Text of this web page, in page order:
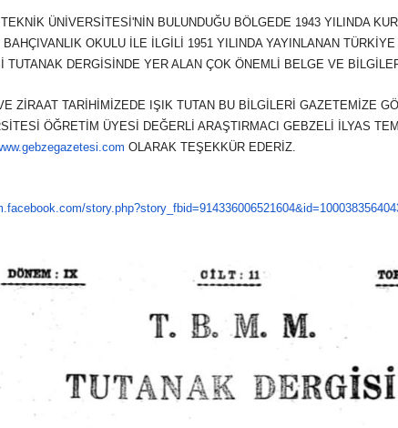
ÜNİVERSİTESİ'NİN BULUNDUĞU BÖLGEDE 1943 YILINDA
OKULU İLE İLGİLİ 1951 YILINDA YAYINLANAN
TUTANAK DERGİSİNDE YER ALAN ÇOK ÖNEMLİ BELGE VE
ZİRAAT TARİHİMİZEDE IŞIK TUTAN BU BİLGİLERİ GAZETEMİZE
ÖĞRETİM ÜYESİ DEĞERLİ ARAŞTIRMACI GEBZELİ İLYAS
OLARAK TEŞEKKÜR EDERİZ.
story.php?story_fbid=914336006521604&id=